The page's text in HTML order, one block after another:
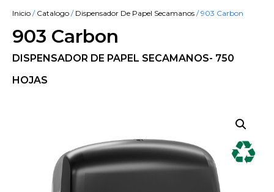
Inicio / Catalogo / Dispensador De Papel Secamanos / 903 Carbon
903 Carbon
DISPENSADOR DE PAPEL SECAMANOS- 750
HOJAS